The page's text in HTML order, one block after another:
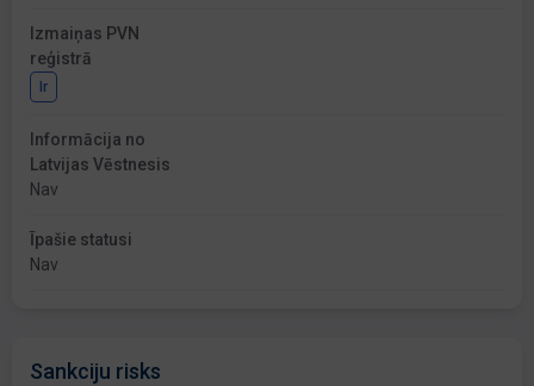
Izmaiņas PVN
reģistrā
Ir
Informācija no
Latvijas Vēstnesis
Nav
Īpašie statusi
Nav
Sankciju risks